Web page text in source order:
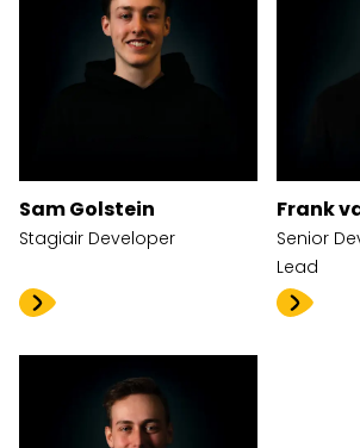
Sam Golstein
Stagiair Developer
Frank
Senior
Lead